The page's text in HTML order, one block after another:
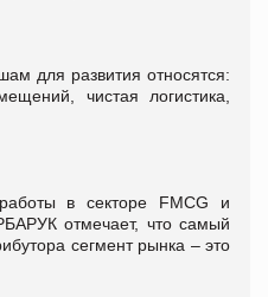
для развития относятся:
чистая логистика,
в секторе FMCG и
отмечает, что самый
сегмент рынка – это